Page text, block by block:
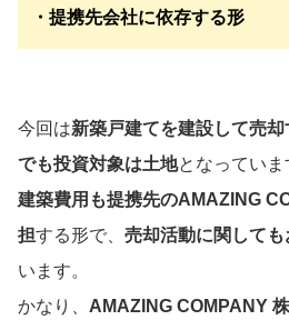
・提携先会社に依存する形
今回は新築戸建てを建設して売
でも投資対象は土地となっていま
建築費用も提携先のAMAZING
担する形で、 売却活動に関して
います。
かなり、 AMAZING COMPANY